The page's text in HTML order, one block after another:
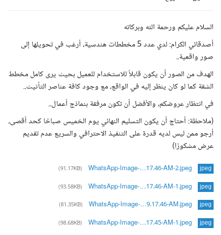
السلام عليكم ورحمة الله وبركاته
أصدقائي الكرام: لدي عدد 5 مخططات هندسية، أرغب في تحويلها إلى
صور واقعية..
الهدف من الصور أن يكون قابلاً للاستخدام للعميل بحيث يرى كامل مخطط
الشقة كما لو كان ينظر إليه في الواقع، مع وجود كافة عناصر التأثيث..
في انتظار عروضكم، والأفضل أن تكون مرفقة بنماذج أعمال..
(ملاحظة: أحتاج أن يكون التسليم النهائي يوم الخميس صباحًا كحد أقصى،
أرجو ممن ليس لديه قدرة على التنفيذ الاحترافي والسريع عدم تقديم
عرض مشكورًا)
jpeg
WhatsApp-Image-…17.46-AM-2.jpeg
(91.17KB)
jpeg
WhatsApp-Image-…17.46-AM-1.jpeg
(93.58KB)
jpeg
WhatsApp-Image-…9.17.46-AM.jpeg
(81.35KB)
jpeg
WhatsApp-Image-…17.45-AM-1.jpeg
(98.68KB)